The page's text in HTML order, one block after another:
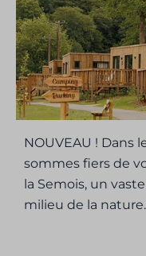
NOUVEAU ! Dans
sommes fiers de
la Semois, un
milieu de la nature.